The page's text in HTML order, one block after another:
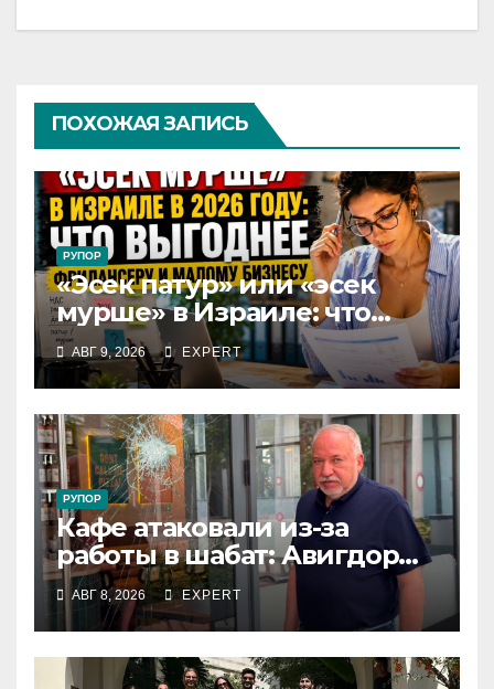
ПОХОЖАЯ ЗАПИСЬ
РУПОР
«Эсек патур» или «эсек
мурше» в Израиле: что
выгоднее фрилансеру и
малому бизнесу в 2026 году
АВГ 9, 2026 EXPERT
РУПОР
Кафе атаковали из-за
работы в шабат: Авигдор
Либерман приехал
поддержать владельцев
АВГ 8, 2026 EXPERT